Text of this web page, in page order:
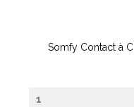
Somfy Contact à